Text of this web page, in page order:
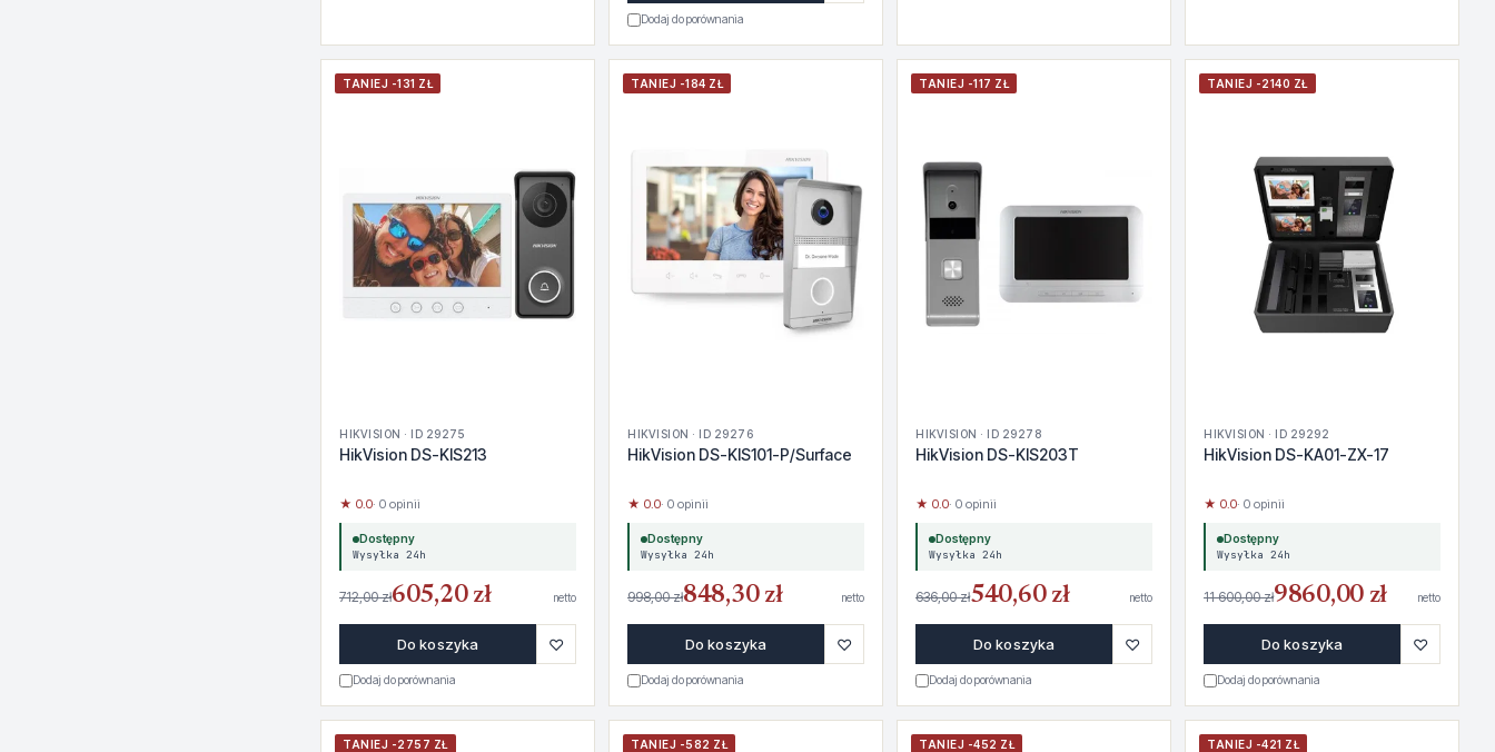
Dodaj do porównania
TANIEJ -131 ZŁ
HIKVISION · ID 29275
HikVision DS-KIS213
★ 0.0· 0 opinii
Dostępny
Wysyłka 24h
712,00 zł605,20 zł netto
Do koszyka ♡
Dodaj do porównania
TANIEJ -184 ZŁ
HIKVISION · ID 29276
HikVision DS-KIS101-P/Surface
★ 0.0· 0 opinii
Dostępny
Wysyłka 24h
998,00 zł848,30 zł netto
Do koszyka ♡
Dodaj do porównania
TANIEJ -117 ZŁ
HIKVISION · ID 29278
HikVision DS-KIS203T
★ 0.0· 0 opinii
Dostępny
Wysyłka 24h
636,00 zł540,60 zł netto
Do koszyka ♡
Dodaj do porównania
TANIEJ -2140 ZŁ
HIKVISION · ID 29292
HikVision DS-KA01-ZX-17
★ 0.0· 0 opinii
Dostępny
Wysyłka 24h
11 600,00 zł9860,00 zł netto
Do koszyka ♡
Dodaj do porównania
TANIEJ -2757 ZŁ TANIEJ -582 ZŁ TANIEJ -452 ZŁ TANIEJ -421 ZŁ